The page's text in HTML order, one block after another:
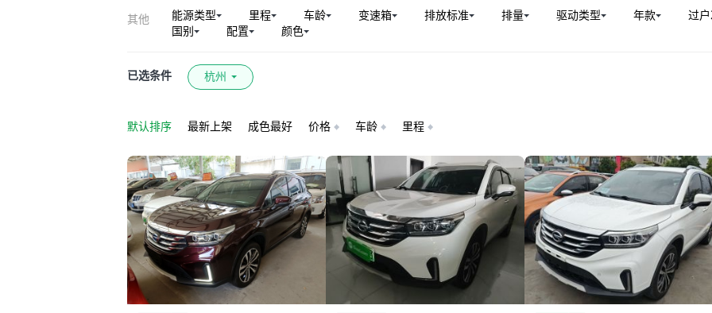
其他 能源类型 里程 车龄 变速箱 排放标准 排量 驱动类型 年款
过
国别
配置 颜色
已选条件 杭州
默认排序 最新上架 成色最好 价格 车龄 里程